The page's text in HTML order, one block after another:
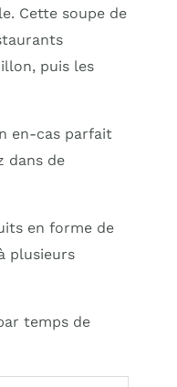
Cette soupe de
puis les
en-cas parfait
dans de
en forme de
plusieurs
temps de